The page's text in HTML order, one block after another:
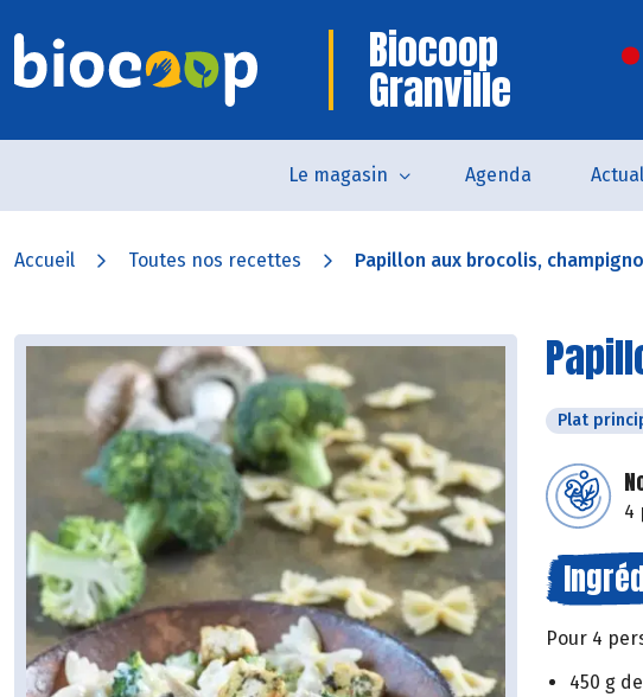
Biocoop
Granville
Le magasin Agenda
Accueil Toutes nos recettes Papillon aux brocolis,
Plat
4
Pour 4
450 g